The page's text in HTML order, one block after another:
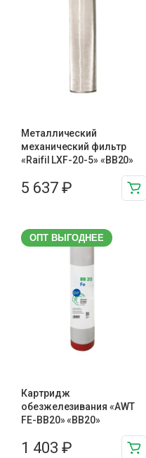
Металлический
механический фильтр
«Raifil LXF-20-5» «BB20»
5 637 ₽
ОПТ ВЫГОДНЕЕ
Картридж
обезжелезивания «AWT
FE-BB20» «BB20»
1 403 ₽